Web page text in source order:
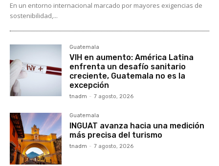
En un entorno internacional marcado por mayores exigencias de
sostenibilidad,...
Guatemala
VIH en aumento: América Latina
enfrenta un desafío sanitario
creciente, Guatemala no es la
excepción
tnadm - 7 agosto, 2026
Guatemala
INGUAT avanza hacia una medición
más precisa del turismo
tnadm - 7 agosto, 2026